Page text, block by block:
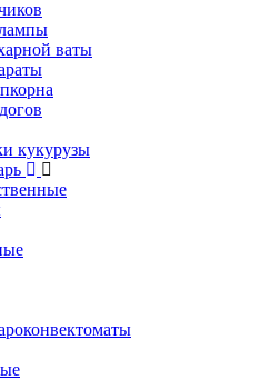
ваты
кукурузы